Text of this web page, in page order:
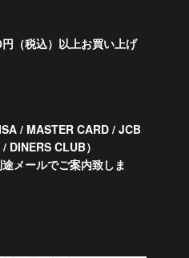
（税込）以上お買い上げ
/ MASTER CARD / JCB
DINERS CLUB）
メールでご案内致しま